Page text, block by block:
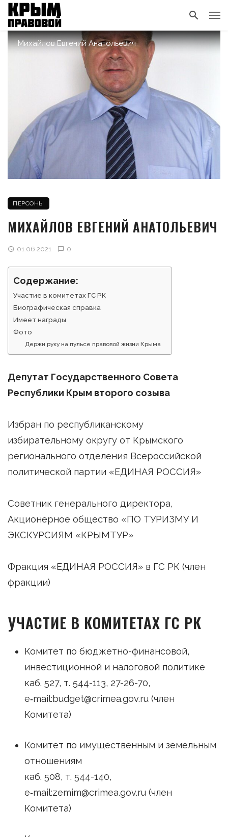
Михайлов Евгений Анатольевич
ПЕРСОНЫ
МИХАЙЛОВ ЕВГЕНИЙ АНАТОЛЬЕВИЧ
01.06.2021 0
Содержание:
Участие в комитетах ГС РК
Биографическая справка
Имеет награды
Фото
Держи руку на пульсе правовой жизни Крыма
Депутат Государственного Совета
Республики Крым второго созыва
Избран по республиканскому
избирательному округу от Крымского
регионального отделения Всероссийской
политической партии «ЕДИНАЯ РОССИЯ»
Советник генерального директора,
Акционерное общество «ПО ТУРИЗМУ И
ЭКСКУРСИЯМ «КРЫМТУР»
Фракция «ЕДИНАЯ РОССИЯ» в ГС РК (член
фракции)
УЧАСТИЕ В КОМИТЕТАХ ГС РК
Комитет по бюджетно-финансовой,
инвестиционной и налоговой политике
каб. 527, т. 544-113, 27-26-70,
e‑mail:budget@crimea.gov.ru (член
Комитета)
Комитет по имущественным и земельным
отношениям
каб. 508, т. 544-140,
e‑mail:zemim@crimea.gov.ru (член
Комитета)